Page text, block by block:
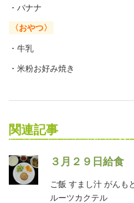
・バナナ
〈おやつ〉
・牛乳
・米粉お好み焼き
関連記事
３月２９日給食
ご飯 すまし汁 がんも
ルーツカクテル